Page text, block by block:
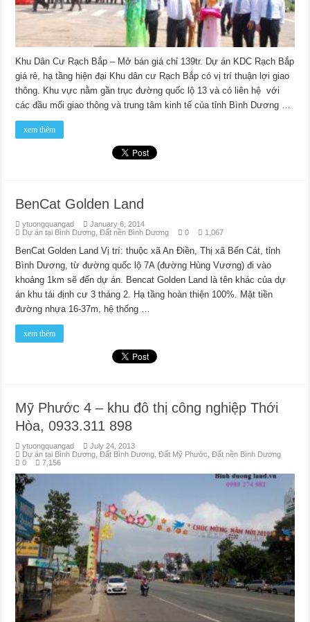
Khu Dân Cư Rạch Bắp – Mở bán giá chỉ 139tr. Dự án KDC Rạch Bắp
giá rẻ, hạ tầng hiện đại Khu dân cư Rạch Bắp có vị trí thuận lợi giao
thông. Khu vực nằm gần trục đường quốc lộ 13 và có liên hệ với
các đầu mối giao thông và trung tâm kinh tế của tỉnh Bình Dương …
xem thêm
BenCat Golden Land
ytuongquangad
January 6, 2014
Dự án tại Bình Dương ,Đất nền Bình Dương 0 1,067
BenCat Golden Land Vị trí: thuộc xã An Điền, Thị xã Bến Cát, tỉnh
Bình Dương, từ đường quốc lộ 7A (đường Hùng Vương) đi vào
khoảng 1km sẽ đến dự án. Bencat Golden Land là tên khác của dự
án khu tái định cư 3 tháng 2. Hạ tầng hoàn thiện 100%. Mặt tiền
đường nhựa 16-37m, hệ thống …
xem thêm
Mỹ Phước 4 – khu đô thị công nghiệp Thới
Hòa, 0933.311 898
ytuongquangad
July 24, 2013
Dự án tại Bình Dương ,Đất Bình Dương ,Đất Mỹ Phước ,Đất nền Bình Dương
0
7,156